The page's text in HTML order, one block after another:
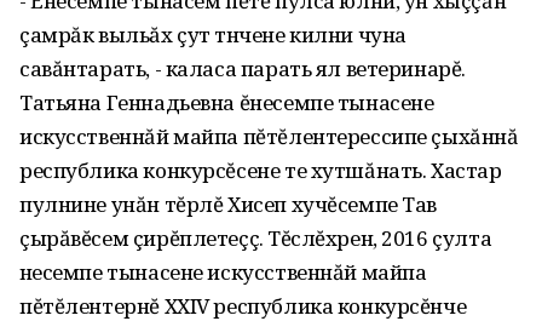
çамрăк выльăх çут тӗнчене килни чуна
савăнтарать, - каласа парать ял ветеринарĕ.
Татьяна Геннадьевна ĕнесемпе тынасене
искусственнăй майпа пĕтĕлентерессипе çыхăннă
республика конкурсĕсене те хутшăнать. Хастар
пулнине унăн тĕрлĕ Хисеп хучĕсемпе Тав
çырăвĕсем çирĕплетеççӗ. Тĕслĕхрен‚ 2016 çулта
ӗнесемпе тынасене искусственнăй майпа
пĕтĕлентернĕ ХХIV республика конкурсĕнче